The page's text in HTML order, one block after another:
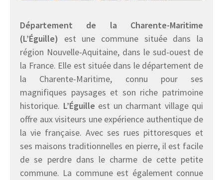
Département de la Charente-Maritime
(L’Éguille) est une commune située dans la
région Nouvelle-Aquitaine, dans le sud-ouest de
la France. Elle est située dans le département de
la Charente-Maritime, connu pour ses
magnifiques paysages et son riche patrimoine
historique. L’Éguille est un charmant village qui
offre aux visiteurs une expérience authentique de
la vie française. Avec ses rues pittoresques et
ses maisons traditionnelles en pierre, il est facile
de se perdre dans le charme de cette petite
commune. La commune est également connue